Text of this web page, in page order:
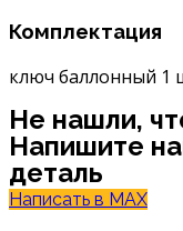
Комплектация
ключ баллонный 1
Не нашли,
Напишите
деталь
Написать в MAX